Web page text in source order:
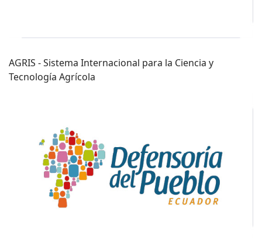
AGRIS - Sistema Internacional para la Ciencia y
Tecnología Agrícola